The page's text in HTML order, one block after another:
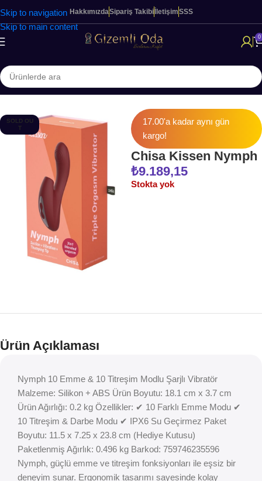
Skip to navigation
Skip to main content
HakkımızdaSipariş Takibi İletişimSSS
0
Ana Sayfa KADINLARA ÖZEL ÜRÜNLER Modern Vibratörler
SOLD OU
T
17.00'a kadar aynı gün
kargo!
Chisa Kissen Nymph
₺9.189,15
Stokta yok
Ürün Açıklaması
Nymph 10 Emme & 10 Titreşim Modlu Şarjlı Vibratör
Malzeme: Silikon + ABS Ürün Boyutu: 18.1 cm x 3.7 cm
Ürün Ağırlığı: 0.2 kg Özellikler: ✔ 10 Farklı Emme Modu ✔
10 Titreşim & Darbe Modu ✔ IPX6 Su Geçirmez Paket
Boyutu: 11.5 x 7.25 x 23.8 cm (Hediye Kutusu)
Paketlenmiş Ağırlık: 0.496 kg Barkod: 759746235596
Nymph, güçlü emme ve titreşim fonksiyonları ile eşsiz bir
deneyim sunar. Ergonomik tasarımı sayesinde kolay